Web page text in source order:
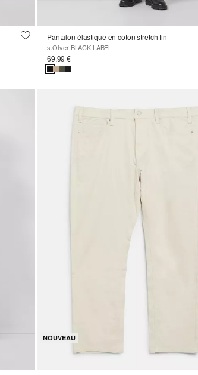
Pantalon élastique en coton stretch fin
s.Oliver BLACK LABEL
69,99 €
NOUVEAU